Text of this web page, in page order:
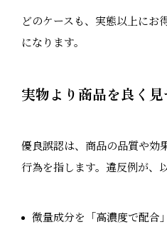
どのケースも、実態以上にお
になります。
実物より商品を良く見
優良誤認は、商品の品質や効
行為を指します。違反例が、
微量成分を「高濃度で配合